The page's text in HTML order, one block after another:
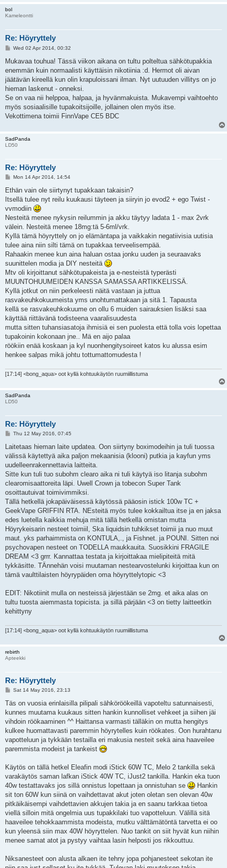
bol
Kameleontti
Re: Höyryttely
P
s
Wed 02 Apr 2014, 00:32
Mukavaa touhua! Tässä viikon aikana on tultu polteltua sähkötupakkia
enemmän kuin normaalisti käyttäisin nikotiinia :d. Hermot oli aivan
jäätävän kireellä kun olin krapuloissani ilman. Nyt uutuuden villitys on jo
hieman laskenut - onneksi.
Se on vaa nii helppoa, halpaa, ja hyvänmakuista. Mukavempi vaihtoehto
myös sosiaalisille tupakoitsijoille, jollainen olen myös itse.
Vekottimena toimii FinnVape CE5 BDC
SadPanda
LD50
Re: Höyryttely
P
s
Mon 14 Apr 2014, 14:54
Ethän vain ole siirtynyt tupakkaan takaisin?
Itsellä tulee nyt reilu kuukausi täyteen ja siiryin jo evod2 + ego Twist -
vvmodiin
Nesteitä menee nykysin reilummin ja akku täytyy ladata 1 - max 2vrk
välein. Nesteitä menee 18mg:tä 5-6ml/vrk.
Kyllä tämä höyryttely on jo elämäntapa ja vaikkakin negatiivisia uutisia
tulee aina niin silti tämä on tupakkaa terveelisempää.
Rahaakin menee kun aina haluan ostaa jonku uuden ja seuraavaks
suunittelen modia ja DIY nesteitä
Mtv oli kirjoittanut sähkötupakeista ja e-nesteistä typerästi
MUUNTOHUUMEIDEN KANSSA SAMASSA ARTIKKELISSÄ.
Kyllä jotkut on niin perkeleesti näitä vastaan ja juttua
rasvakeuhkokuumeista yms unohtumattakaan ja sitä 1. Tapausta
kellä se rasvakeuhkokuume on ollu 6 muiden sairauksien lisäksi saa
käyttää riittävänä todisteena vaaralisuudesta
mutta sitten tuhansiasatoja ihmisiä ei sen puolesta että tolla vois lopettaa
tupakoinin kokonaan jne.. Mä en aijo palaa
röökiin enää koskaan ja kyl nuonhengitysoireet katos ku alussa esim
henkee salpas mikä johtu tottumattomudesta !
[17:14] <bong_aqua> oot kyllä kohtuukäytön ruumiillistuma
SadPanda
LD50
Re: Höyryttely
P
s
Thu 12 May 2016, 07:45
Laitetaas hieman laite updatea. Oon siirtyny boximodeihin ja tuli tuossa
välissä käytettyä aika paljon mekaanisia (klooni) putkia ja kayfun yms
uudelleenrakennettavia laitteita.
Sitte kun tuli tuo subohm clearo aika ni tuli käytyä iso litanja subohm
clearomisaattoreita läpi. Uwell Crown ja tobecon Super Tank
osoittautuivat toimivimmiksi.
Tällä hetkellä jokapäiväisessä käytössä pääosin istick 100w TC +
GeekVape GRIFFIN RTA. NEsteitä myös tulee kokkailtua itse ja en jaksa
edes luetella kaikkia mehuja mitä tällä hetkellä omistan mutta
Höyrykeisarin nesteet toimiil, Ska liquidsin tuhkikset toimii ja nuo muut
maut. yks parhaimmista on KONTULA,., ja Fishnet. ja POUNI. Sitten noi
psychovapen nesteet on TODELLA maukkauita. Suosikkini FRAGILE
DREAM <3 grrr. Kannattaa testata ja kirjoittakaa mielipiteitä mitä
tykkäsitte. TÄnnehän voisi muutaman nestearvostelunki kirjoittaa kun on
tämä vaulttilaisten höyrypäiden oma höyryttelytopic <3
EDIT: Nikotiinit mulla on nesteissä järjestään se 2mg. et aika alas on
tultu tuosta aiemmasta topicista. ja sillä pärjään <3 on tietty laitteetkin
kehittyny
[17:14] <bong_aqua> oot kyllä kohtuukäytön ruumiillistuma
rebirth
Apteekki
Re: Höyryttely
P
s
Sat 14 May 2016, 23:13
Täs on vuosia erinlaisilla pilipali sähköröökeillä vapoteltu satunnaisesti,
kunnes muutama kuukaus sitten hankin kunnolliset vehkeet ja siihen jäi
vihdoin röökaaminen ^^ Haittansa varmasti tälläkin on mutta hengitys
kulkee huomattavasti paremmin höyrytelles kuin röökates. Oon hurahtanu
vapotteluun ja tykkään testailla eri makusia nesteit sekä aina haaveilee
paremmista modeist ja tankeist
Käytös on tällä hetkel Eleafin modi iStick 60W TC, Melo 2 tankilla sekä
varakäytös saman lafkan iStick 40W TC, iJust2 tankilla. Hankin eka tuon
40w testattavaks jos sillä onnistus lopettaan ja onnistuhan se
Hankin
sit ton 60W kun siinä on vaihdettavat akut joten oletan sen olevan 40w
pitkäikäisempi vaihdettavien akkujen takia ja en saanu tarkkaa tietoa
viellä silloin mitä ongelmia uus tupakkilaki tuo vapotteluun. Välillä sitä
haaveilee tehokkaammista modeista, mutku välttämätöntä tarvetta ei oo
kun yleensä siin max 40W höyryttelen. Nuo tankit on siit hyvät kun niihin
menee samat atot ja pystyy vaihtaa lasin helposti jos rikkouttuu.
Niksanesteet oon alusta alkaen ite tehny jopa pohjanesteet sekotan ite